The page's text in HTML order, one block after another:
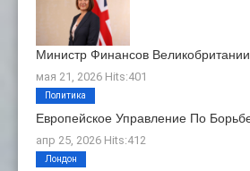
Министр Финансов
мая 21, 2026 Hits:401
Европейское Управление По
апр 25, 2026 Hits:412
Политика
Лондон